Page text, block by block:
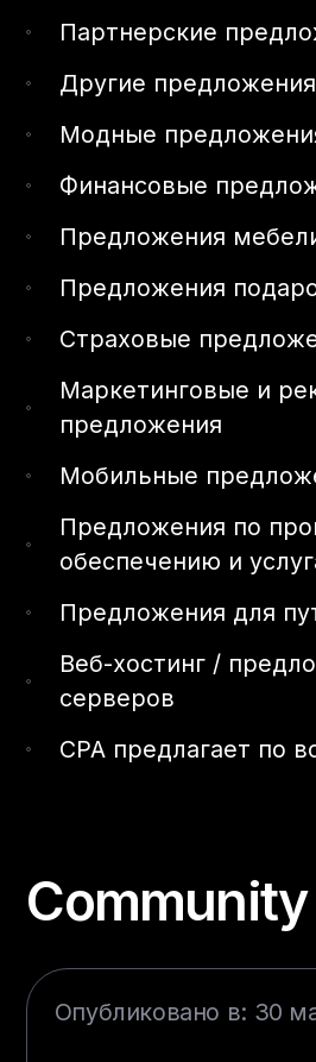
Партнерские
Другие предложения
Модные
Финансовые
Предложения
Предложения
Страховые
Маркетинговые и
предложения
Мобильные
Предложения по
обеспечению и
Предложения для
Веб-хостинг /
серверов
CPA предлагает по
Community
Опубликовано в: 30